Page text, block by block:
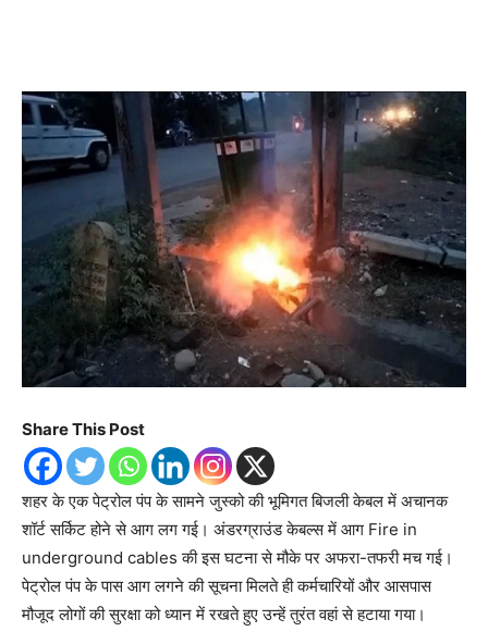
Share This Post
शहर के एक पेट्रोल पंप के सामने जुस्को की भूमिगत बिजली केबल में अचानक
शॉर्ट सर्किट होने से आग लग गई। अंडरग्राउंड केबल्स में आग Fire in
underground cables की इस घटना से मौके पर अफरा-तफरी मच गई।
पेट्रोल पंप के पास आग लगने की सूचना मिलते ही कर्मचारियों और आसपास
मौजूद लोगों की सुरक्षा को ध्यान में रखते हुए उन्हें तुरंत वहां से हटाया गया।